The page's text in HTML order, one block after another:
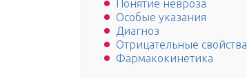
Понятие невроза
Особые указания
Диагноз
Отрицательные свойства
Фармакокинетика